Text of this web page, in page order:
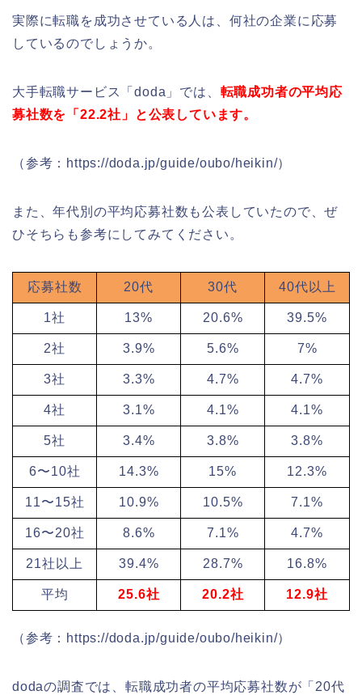
実際に転職を成功させている人は、何社の企業に応募
しているのでしょうか。
大手転職サービス「doda」では、 転職成功者の平均応
募社数を「22.2社」と公表しています。
（参考：https://doda.jp/guide/oubo/heikin/）
また、年代別の平均応募社数も公表していたので、ぜ
ひそちらも参考にしてみてください。
応募社数 20代 30代 40代以上
1社 13% 20.6% 39.5%
2社 3.9% 5.6% 7%
3社 3.3% 4.7% 4.7%
4社 3.1% 4.1% 4.1%
5社 3.4% 3.8% 3.8%
6〜10社 14.3% 15% 12.3%
11〜15社 10.9% 10.5% 7.1%
16〜20社 8.6% 7.1% 4.7%
21社以上 39.4% 28.7% 16.8%
平均 25.6社 20.2社 12.9社
（参考：https://doda.jp/guide/oubo/heikin/）
dodaの調査では、転職成功者の平均応募社数が「20代